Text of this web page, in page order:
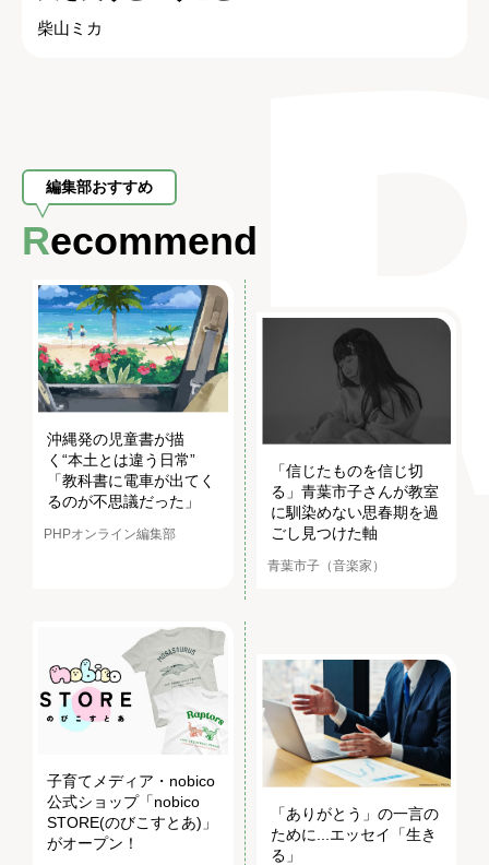
柴山ミカ
編集部おすすめ
Recommend
沖縄発の児童書が描
く“本土とは違う日常”
「教科書に電車が出てく
るのが不思議だった」
PHPオンライン編集部
「信じたものを信じ切
る」青葉市子さんが教室
に馴染めない思春期を過
ごし見つけた軸
青葉市子（音楽家）
子育てメディア・nobico
公式ショップ「nobico
STORE(のびこすとあ)」
がオープン！
「ありがとう」の一言の
ために...エッセイ「生き
る」